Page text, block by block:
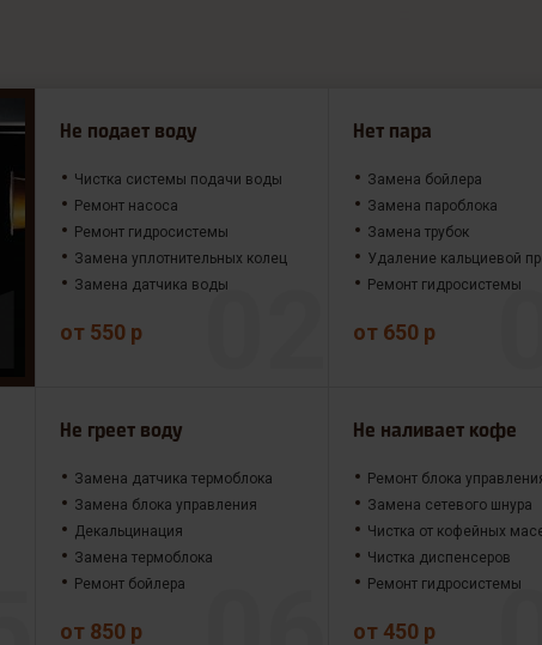
Не подает воду
Чистка системы подачи воды
Ремонт насоса
Ремонт гидросистемы
Замена уплотнительных колец
Замена датчика воды
от 550 р
Нет пара
Замена бойлера
Замена пароблока
Замена трубок
Удаление кальциевой
Ремонт гидросистемы
от 650 р
Не греет воду
Замена датчика термоблока
Замена блока управления
Декальцинация
Замена термоблока
Ремонт бойлера
от 850 р
Не наливает кофе
Ремонт блока
Замена сетевого шнура
Чистка от кофейных
Чистка диспенсеров
Ремонт гидросистемы
от 450 р